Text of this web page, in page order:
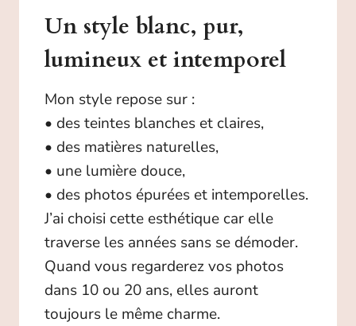
Un style blanc, pur,
lumineux et intemporel
Mon style repose sur :
• des teintes blanches et claires,
• des matières naturelles,
• une lumière douce,
• des photos épurées et intemporelles.
J’ai choisi cette esthétique car elle
traverse les années sans se démoder.
Quand vous regarderez vos photos
dans 10 ou 20 ans, elles auront
toujours le même charme.